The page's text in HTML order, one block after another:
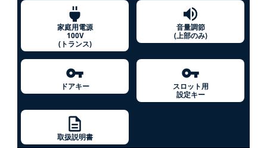
家庭用電源
100V
(トランス)
音量調節
(上部のみ)
ドアキー
スロット用
設定キー
取扱説明書